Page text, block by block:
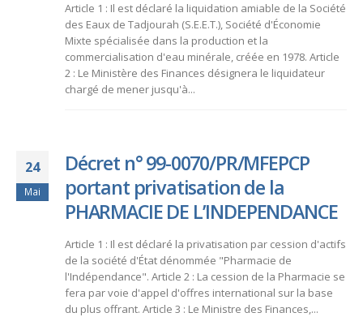
Article 1 : Il est déclaré la liquidation amiable de la Société
des Eaux de Tadjourah (S.E.E.T.), Société d'Économie
Mixte spécialisée dans la production et la
commercialisation d'eau minérale, créée en 1978. Article
2 : Le Ministère des Finances désignera le liquidateur
chargé de mener jusqu'à...
24
Mai
Décret n° 99-0070/PR/MFEPCP
portant privatisation de la
PHARMACIE DE L’INDEPENDANCE
Article 1 : Il est déclaré la privatisation par cession d'actifs
de la société d'État dénommée "Pharmacie de
l'Indépendance". Article 2 : La cession de la Pharmacie se
fera par voie d'appel d'offres international sur la base
du plus offrant. Article 3 : Le Ministre des Finances,...